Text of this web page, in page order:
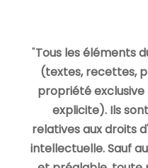
"Tous les éléments
(textes, recettes,
propriété
explicite). Ils
relatives aux droits
intellectuelle. Sauf